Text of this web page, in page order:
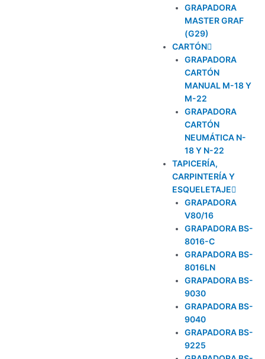
GRAPADORA
MASTER GRAF
(G29)
CARTÓN
GRAPADORA
CARTÓN
MANUAL M-18 Y
M-22
GRAPADORA
CARTÓN
NEUMÁTICA N-
18 Y N-22
TAPICERÍA,
CARPINTERÍA Y
ESQUELETAJE
GRAPADORA
V80/16
GRAPADORA BS-
8016-C
GRAPADORA BS-
8016LN
GRAPADORA BS-
9030
GRAPADORA BS-
9040
GRAPADORA BS-
9225